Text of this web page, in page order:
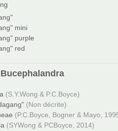
mini
purple
red
Bucephalandra
(S.Y.Wong & P.C.Boyce)
(Non décrite)
(P.C.Boyce, Bogner & Mayo,
(SYWong & PCBoyce, 2014)